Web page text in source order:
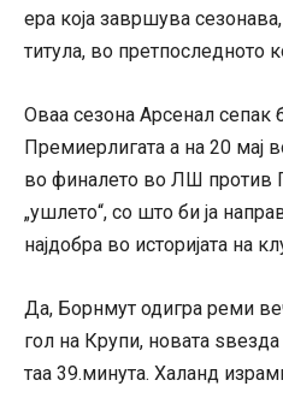
ера која завршува
титула, во претпоследното
Оваа сезона Арсенал сепак
Премиерлигата а на 20 мај
во финалето во ЛШ против
„ушлето“, со што би ја
најдобра во историјата на
Да, Борнмут одигра реми
гол на Крупи, новата
таа 39.минута. Халанд